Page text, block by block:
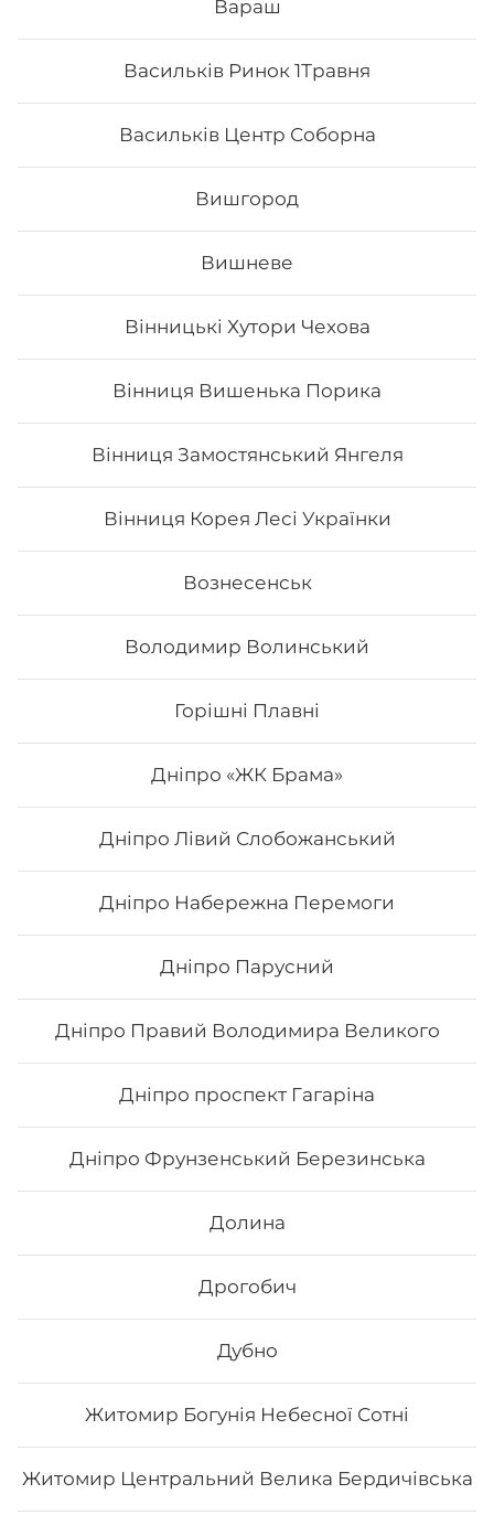
Вараш
Васильків Ринок 1Травня
Васильків Центр Соборна
Вишгород
Вишневе
Вінницькі Хутори Чехова
Вінниця Вишенька Порика
Вінниця Замостянський Янгеля
Вінниця Корея Лесі Українки
Вознесенськ
Володимир Волинський
Горішні Плавні
Дніпро «ЖК Брама»
Дніпро Лівий Слобожанський
Дніпро Набережна Перемоги
Дніпро Парусний
Дніпро Правий Володимира Великого
Дніпро проспект Гагаріна
Дніпро Фрунзенський Березинська
Долина
Дрогобич
Дубно
Житомир Богунія Небесної Сотні
Житомир Центральний Велика Бердичівська
Авокадо рол з смаженим лососем
та манго
Вага: 295 г Склад: норі, рис, сир філа, тобіко, авокадо,
217₴
Рол Orange
Вага: 285 г Склад: соєвий папір, рис, лосось печений,
257
Філадельфія гриль з манго
Вага: 295 г Склад: норі, рис, сир філа, манго, лосось